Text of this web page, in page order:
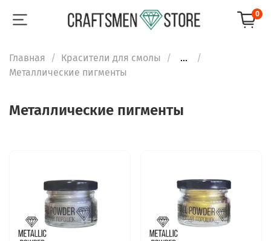
0
Главная Красители для смолы
...
Металлические пигменты
Металлические пигменты